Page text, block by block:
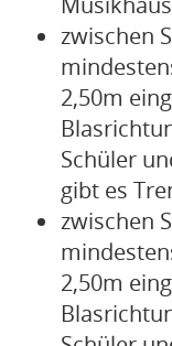
zwischen
2,50m
Schüler
gibt es
zwischen
2,50m